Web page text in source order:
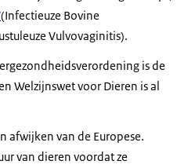
(Infectieuze Bovine
Vulvovaginitis).
is de
Welzijnswet voor Dieren is al
afwijken van de Europese.
van dieren voordat ze